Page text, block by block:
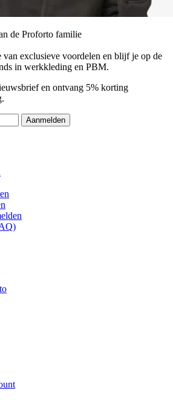
de Proforto familie
exclusieve voordelen en blijf je op de
in werkkleding en PBM.
en ontvang 5% korting